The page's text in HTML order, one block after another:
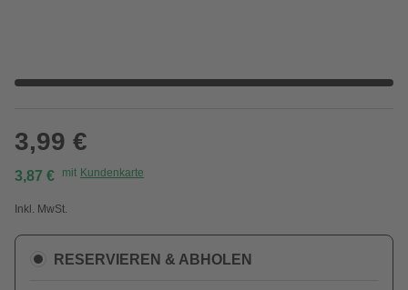
3,99 €
3,87 € mit Kundenkarte
Inkl. MwSt.
RESERVIEREN & ABHOLEN